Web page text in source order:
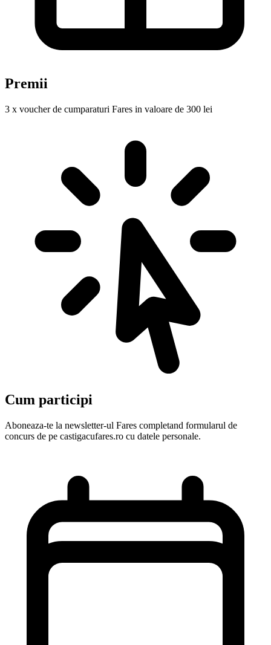
Premii
3 x voucher de cumparaturi Fares in valoare de 300 lei
Cum participi
Aboneaza-te la newsletter-ul Fares completand formularul de
concurs de pe castigacufares.ro cu datele personale.